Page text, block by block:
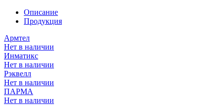
Описание
Продукция
Армтел
Нет в наличии
Инматикс
Нет в наличии
Рэквелл
Нет в наличии
ПАРМА
Нет в наличии